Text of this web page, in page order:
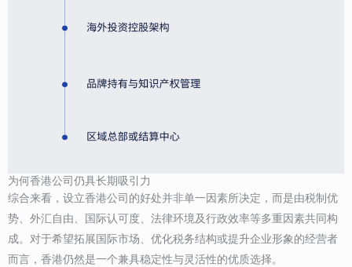
为何香港公司仍具长期吸引力
综合来看，设立香港公司的好处并非单一因素所决定，而是由税制优
势、外汇自由、国际认可度、法律环境及行政效率等多重因素共同构
成。对于希望拓展国际市场、优化税务结构或提升企业形象的经营者
而言，香港仍然是一个兼具稳定性与灵活性的优质选择。